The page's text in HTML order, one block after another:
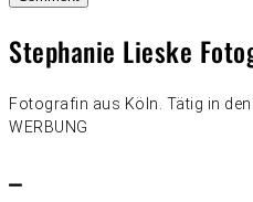
Stephanie Lieske
Fotografin aus Köln. Tätig in den
WERBUNG
–